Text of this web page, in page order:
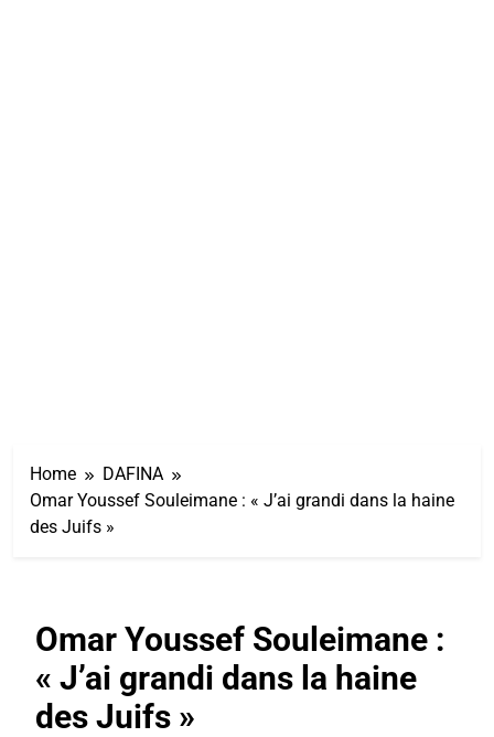
Home
DAFINA
Omar Youssef Souleimane : « J’ai grandi dans la haine
des Juifs »
Omar Youssef Souleimane :
« J’ai grandi dans la haine
des Juifs »